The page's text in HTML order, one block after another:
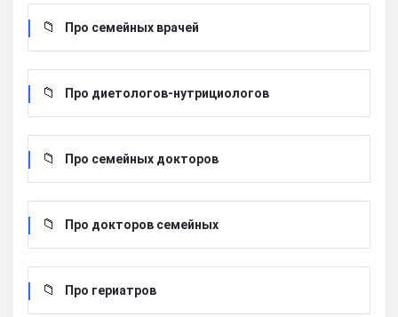
Про семейных врачей
Про диетологов-нутрициологов
Про семейных докторов
Про докторов семейных
Про гериатров